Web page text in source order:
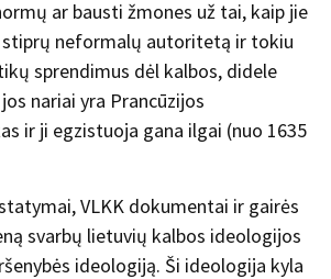
ar bausti žmones už tai, kaip jie
stiprų neformalų autoritetą ir tokiu
sprendimus dėl kalbos, didele
nariai yra Prancūzijos
ir ji egzistuoja gana ilgai (nuo 1635
VLKK dokumentai ir gairės
svarbų lietuvių kalbos ideologijos
ideologiją. Ši ideologija kyla